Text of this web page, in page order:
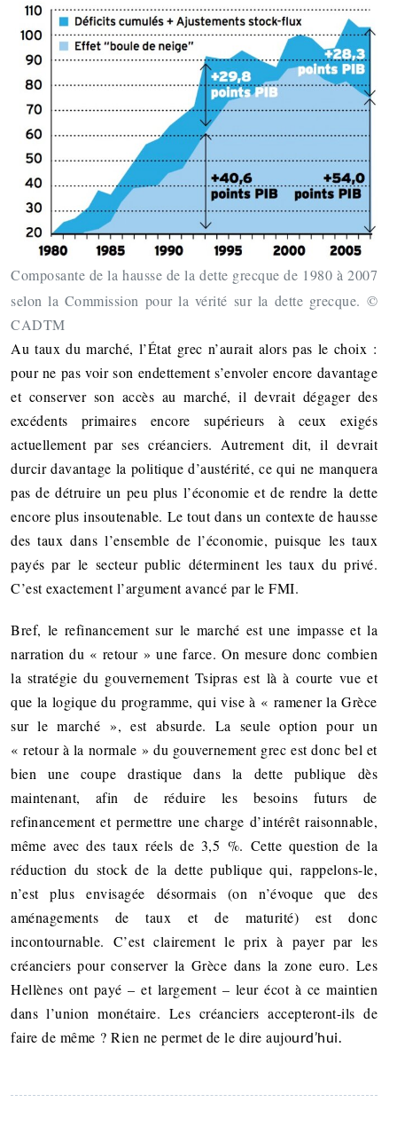
Composante de la hausse de la dette grecque de 1980 à 2007
selon la Commission pour la vérité sur la dette grecque. ©
CADTM
Au taux du marché, l’État grec n’aurait alors pas le choix :
pour ne pas voir son endettement s’envoler encore davantage
et conserver son accès au marché, il devrait dégager des
excédents primaires encore supérieurs à ceux exigés
actuellement par ses créanciers. Autrement dit, il devrait
durcir davantage la politique d’austérité, ce qui ne manquera
pas de détruire un peu plus l’économie et de rendre la dette
encore plus insoutenable. Le tout dans un contexte de hausse
des taux dans l’ensemble de l’économie, puisque les taux
payés par le secteur public déterminent les taux du privé.
C’est exactement l’argument avancé par le FMI.
Bref, le refinancement sur le marché est une impasse et la
narration du « retour » une farce. On mesure donc combien
la stratégie du gouvernement Tsipras est là à courte vue et
que la logique du programme, qui vise à « ramener la Grèce
sur le marché », est absurde. La seule option pour un
« retour à la normale » du gouvernement grec est donc bel et
bien une coupe drastique dans la dette publique dès
maintenant, afin de réduire les besoins futurs de
refinancement et permettre une charge d’intérêt raisonnable,
même avec des taux réels de 3,5 %. Cette question de la
réduction du stock de la dette publique qui, rappelons-le,
n’est plus envisagée désormais (on n’évoque que des
aménagements de taux et de maturité) est donc
incontournable. C’est clairement le prix à payer par les
créanciers pour conserver la Grèce dans la zone euro. Les
Hellènes ont payé – et largement – leur écot à ce maintien
dans l’union monétaire. Les créanciers accepteront-ils de
faire de même ? Rien ne permet de le dire aujourd’hui.